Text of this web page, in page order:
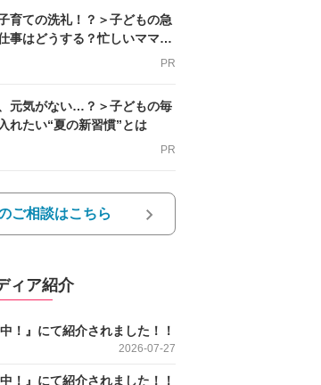
育ての洗礼！？＞子どもの急
事はどうする？忙しいママを
PR
元気がない…？＞子どもの毎
れたい“夏の新習慣”とは
PR
ご相談はこちら
ィア紹介
！』にて紹介されました！！
2026-07-27
！』にて紹介されました！！